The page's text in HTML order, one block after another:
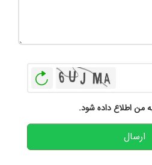
من اطلاع داده شود.
ارسال